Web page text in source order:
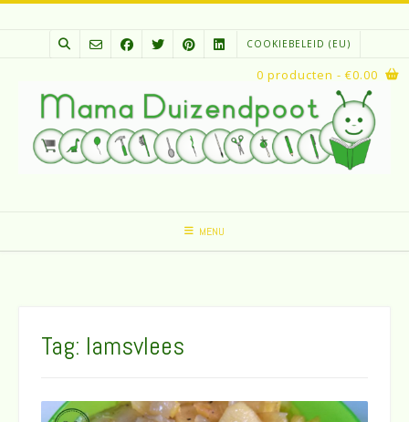
Spring
COOKIEBELEID (EU)
MENU
0 producten - €0.00
Tag: lamsvlees